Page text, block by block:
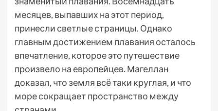
месяцев, выпавших на этот период,
принесли светлые страницы. Однако
главным достижением плавания осталось
впечатление, которое это путешествие
произвело на европейцев. Магеллан
доказал, что земля всё таки круглая, и что
море сокращает пространство между